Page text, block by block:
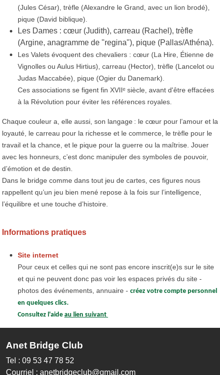
(Jules César), trèfle (Alexandre le Grand, avec un lion brodé),
pique (David biblique).
Les Dames : cœur (Judith), carreau (Rachel), trèfle
(Argine, anagramme de "regina"), pique (Pallas/Athéna).
​Les Valets évoquent des chevaliers : cœur (La Hire, Étienne de
Vignolles ou Aulus Hirtius), carreau (Hector), trèfle (Lancelot ou
Judas Maccabée), pique (Ogier du Danemark).
Ces associations se figent fin XVIIᵉ siècle, avant d'être effacées
à la Révolution pour éviter les références royales.
Chaque couleur a, elle aussi, son langage : le cœur pour l’amour et la
loyauté, le carreau pour la richesse et le commerce, le trèfle pour le
travail et la chance, et le pique pour la guerre ou la maîtrise. Jouer
avec les honneurs, c’est donc manipuler des symboles de pouvoir,
d’émotion et de destin.
Dans le bridge comme dans tout jeu de cartes, ces figures nous
rappellent qu’un jeu bien mené repose à la fois sur l’intelligence,
l’équilibre et une touche d’histoire.
Informations pratiques
Site internet
Pour ceux et celles qui ne sont pas encore inscrit(e)s sur le site
et qui ne peuvent donc pas voir les espaces privés du site -
photos des événements, annuaire - créez votre compte personnel
en quelques clics.
Consultez l'aide au lien suivant
Anet Bridge Club
Tel : 09 53 47 78 52
Courriel : anetbridgeclub@gmail.com